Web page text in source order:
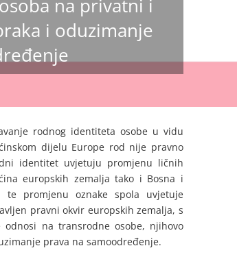
na privatni i
i oduzimanje
rodnog identiteta osobe u vidu
dijelu Europe rod nije pravno
identitet uvjetuju promjenu ličnih
europskih zemalja tako i Bosna i
te promjenu oznake spola uvjetuje
pravni okvir europskih zemalja, s
na transrodne osobe, njihovo
prava na samoodređenje.